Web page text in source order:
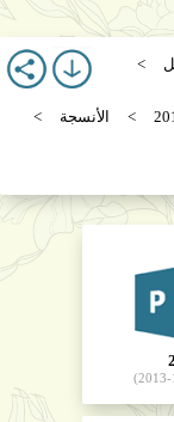
الأنسجة
2